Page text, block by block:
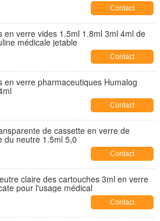
Contact
en verre vides 1.5ml 1.8ml 3ml 4ml de
médicale jetable
Contact
en verre pharmaceutiques Humalog
Contact
de cassette en verre de
du neutre 1.5ml 5,0
Contact
claire des cartouches 3ml en verre
pour l'usage médical
Contact